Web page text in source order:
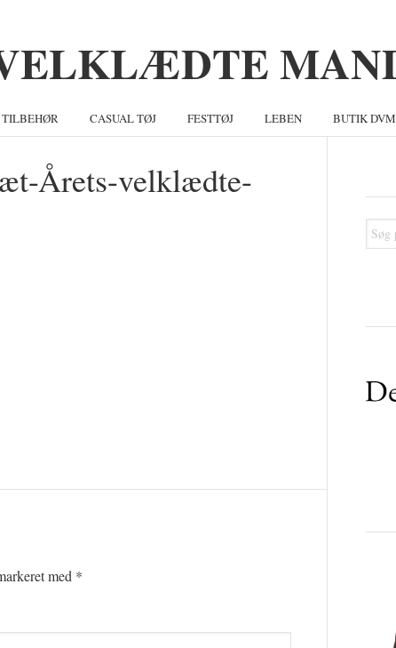
TILBEHØR CASUAL TØJ FESTTØJ LEBEN BUTIK DVM
Årets-velklædte-
med *
Søg
på